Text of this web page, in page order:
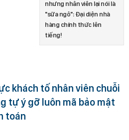
nhưng nhân viên lại nói là
"sữa ngô": Đại diện nhà
hàng chính thức lên
tiếng!
khách tố nhân viên chuỗi
tự ý gỡ luôn mã bảo mật
toán